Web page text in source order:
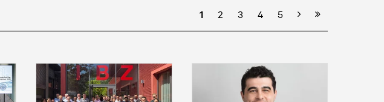
1 2 3 4 5 Nächste